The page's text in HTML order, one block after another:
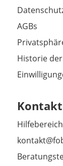
AGBs
Historie
Kontakt
Hilfebereich